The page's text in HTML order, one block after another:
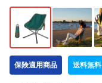
保険適用商品 送料無料